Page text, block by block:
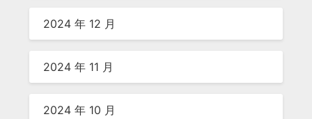
2024 年 12 月
2024 年 11 月
2024 年 10 月